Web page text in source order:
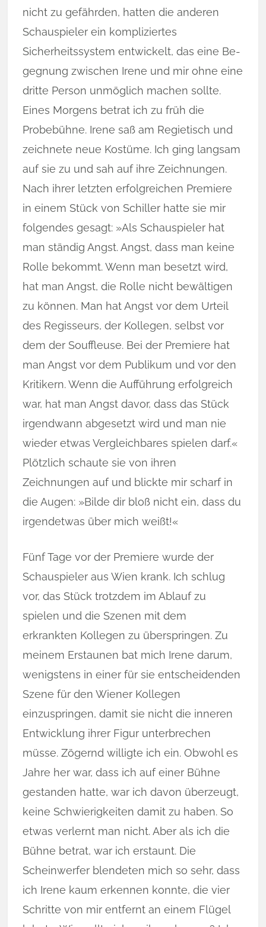
nicht zu gefährden, hatten die ander­en
Schauspieler ein kompliziertes
Sicherheitssystem entwickelt, das eine Be­
geg­­nung zwischen Irene und mir ohne eine
dritte Person unmöglich machen sollte.
Eines Morgens betrat ich zu früh die
Probebühne. Irene saß am Regietisch und
zeichnete neue Kostüme. Ich ging langsam
auf sie zu und sah auf ihre Zeichnungen.
Nach ihrer letzten erfolgreichen Premiere
in einem Stück von Schiller hatte sie mir
folgendes gesagt: »Als Schauspieler hat
man ständig Angst. Angst, dass man keine
Rolle bekommt. Wenn man besetzt wird,
hat man Angst, die Rolle nicht bewältigen
zu können. Man hat Angst vor dem Urteil
des Regisseurs, der Kollegen, selbst vor
dem der Souffleuse. Bei der Premiere hat
man Angst vor dem Publikum und vor den
Kritikern. Wenn die Aufführung erfolgreich
war, hat man Angst davor, dass das Stück
irgendwann abgesetzt wird und man nie
wieder etwas Vergleichbares spielen darf.«
Plötzlich schaute sie von ihren
Zeichnungen auf und blickte mir scharf in
die Augen: »Bilde dir bloß nicht ein, dass du
irgendetwas über mich weißt!«
Fünf Tage vor der Premiere wurde der
Schauspieler aus Wien krank. Ich schlug
vor, das Stück trotzdem im Ablauf zu
spielen und die Szenen mit dem
erkrankten Kollegen zu überspringen. Zu
meinem Erstaunen bat mich Irene darum,
wenigstens in einer für sie entscheidenden
Szene für den Wiener Kollegen
einzuspringen, damit sie nicht die inneren
Entwicklung ihrer Figur unterbrechen
müsse. Zögernd willigte ich ein. Obwohl es
Jahre her war, dass ich auf einer Bühne
gestanden hatte, war ich davon überzeugt,
keine Schwierigkeiten damit zu haben. So
etwas verlernt man nicht. Aber als ich die
Bühne betrat, war ich erstaunt. Die
Scheinwerfer blendeten mich so sehr, dass
ich Irene kaum erkennen konnte, die vier
Schritte von mir entfernt an einem Flügel